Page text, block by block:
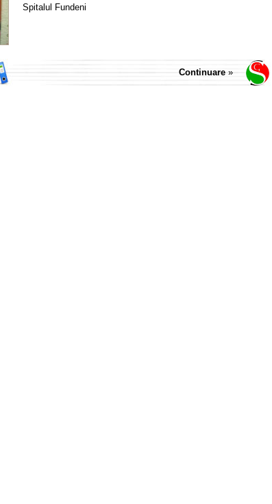
Spitalul Fundeni
Continuare »